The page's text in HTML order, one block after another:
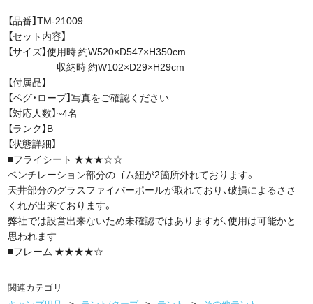
【品番】TM-21009
【セット内容】
【サイズ】使用時 約W520×D547×H350cm
収納時 約W102×D29×H29cm
【付属品】
【ペグ・ロープ】写真をご確認ください
【対応人数】~4名
【ランク】B
【状態詳細】
■フライシート ★★★☆☆
ベンチレーション部分のゴム紐が2箇所外れております。
天井部分のグラスファイバーポールが取れており、破損によるささ
くれが出来ております。
弊社では設営出来ないため未確認ではありますが、使用は可能かと
思われます
■フレーム ★★★★☆
関連カテゴリ